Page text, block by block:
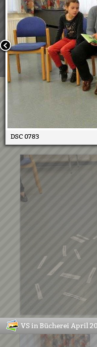
Wir verwenden
benutzerfreundlich zu
an, dass Sie mit der
einverstanden sind.
Weitere
Bestätigen
VS in
09.04.2018
DSC 0783
VS in Bücherei April